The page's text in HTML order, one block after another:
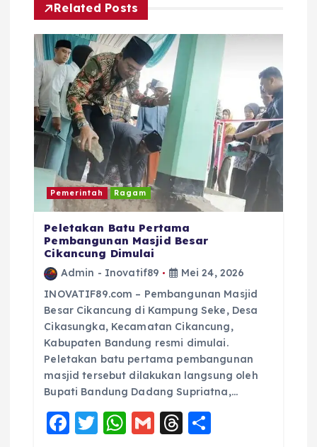
p
o
s
Related Posts
Pemerintah Ragam
Peletakan Batu Pertama
Pembangunan Masjid Besar
Cikancung Dimulai
Admin - Inovatif89
Mei 24, 2026
INOVATIF89.com – Pembangunan Masjid
Besar Cikancung di Kampung Seke, Desa
Cikasungka, Kecamatan Cikancung,
Kabupaten Bandung resmi dimulai.
Peletakan batu pertama pembangunan
masjid tersebut dilakukan langsung oleh
Bupati Bandung Dadang Supriatna,…
F
T
W G T